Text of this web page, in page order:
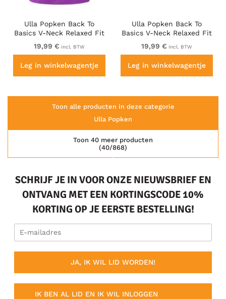
Ulla Popken Back To
Basics V-Neck Relaxed Fit
Cotton Tee Purple
19,99 € incl. BTW
Leg in winkelwagentje
Ulla Popken Back To
Basics V-Neck Relaxed Fit
Cotton Tee Red
19,99 € incl. BTW
Leg in winkelwagentje
Toon alle producten in deze categorie
Ulla Popken
(40/868)
Toon 40 meer producten
SCHRIJF JE IN VOOR ONZE NIEUWSBRIEF EN
ONTVANG MET EEN KORTINGSCODE 10%
KORTING OP JE EERSTE BESTELLING!
JA, IK WIL LID WORDEN!
IK BEN AL LID EN IK WIL INLOGGEN